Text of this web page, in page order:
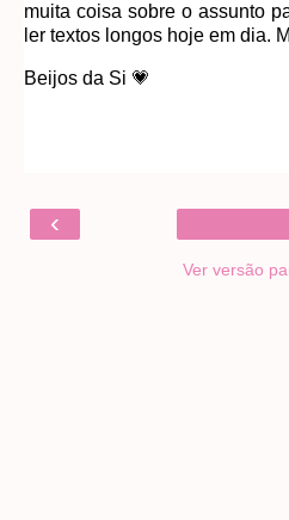
muita coisa sobre o assunto
ler textos longos hoje em dia.
Beijos da Si 💗
‹
Ver versão